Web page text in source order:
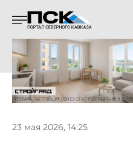
23 мая 2026, 14:25